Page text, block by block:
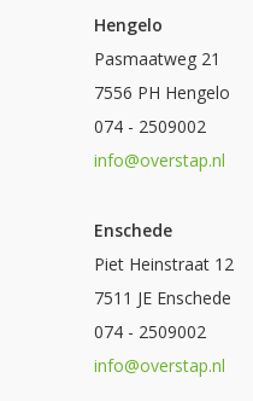
Hengelo
Pasmaatweg 21
7556 PH Hengelo
074 - 2509002
info@overstap.nl
Enschede
Piet Heinstraat 12
7511 JE Enschede
074 - 2509002
info@overstap.nl